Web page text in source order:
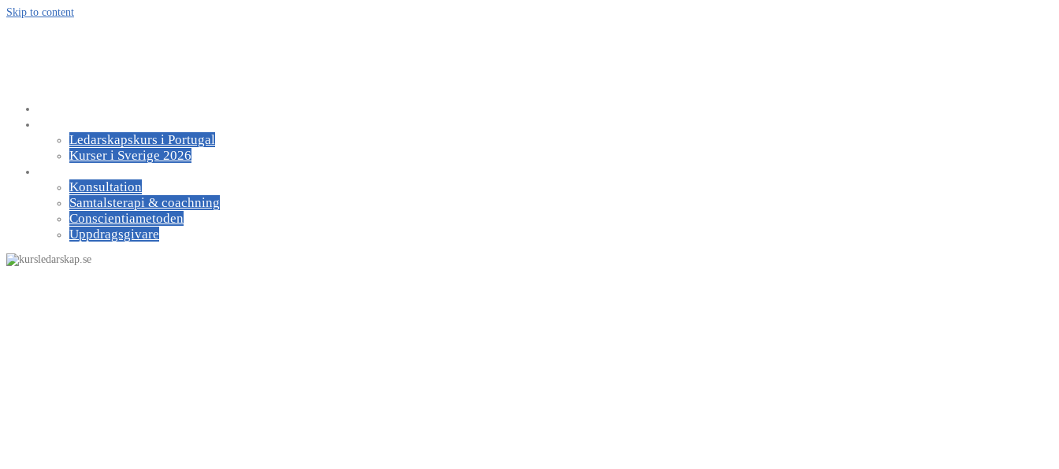
Skip to content
Ledarskapskurs i Portugal
Kurser i Sverige 2026
Konsultation
Samtalsterapi & coachning
Conscientiametoden
Uppdragsgivare